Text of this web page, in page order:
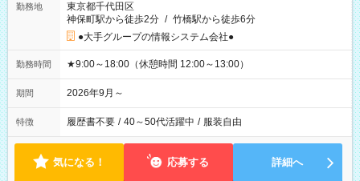
勤務地
東京都千代田区
神保町駅から徒歩2分 / 竹橋駅から徒歩6分
●大手グループの情報システム会社●
勤務時間 ★9:00～18:00（休憩時間 12:00～13:00）
期間 2026年9月～
特徴 履歴書不要 / 40～50代活躍中 / 服装自由
気になる！ 応募する 詳細へ